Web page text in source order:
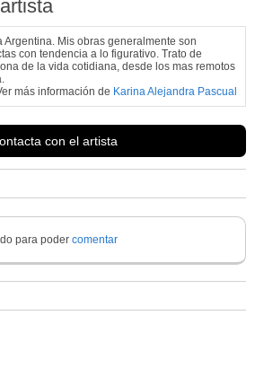
Argentina. Mis obras generalmente son
con tendencia a lo figurativo. Trato de
de la vida cotidiana, desde los mas remotos
más información de Karina Alejandra Pascual
con el artista
para poder comentar